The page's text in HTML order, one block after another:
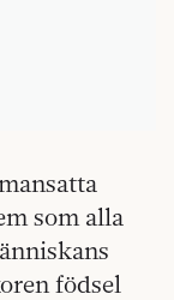
som alla
födsel